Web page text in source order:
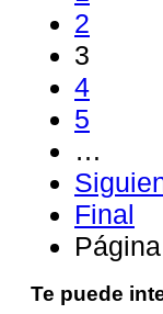
2
3
4
5
…
Final
Te puede